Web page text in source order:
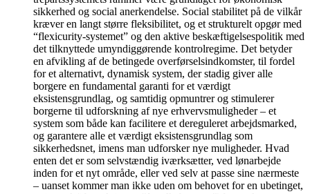
sikkerhed og social anerkendelse. Social stabilitet på de vilkår
kræver en langt større fleksibilitet, og et strukturelt opgør med
“flexicurity-systemet” og den aktive beskæftigelsespolitik med
det tilknyttede umyndiggørende kontrolregime. Det betyder
en afvikling af de betingede overførselsindkomster, til fordel
for et alternativt, dynamisk system, der stadig giver alle
borgere en fundamental garanti for et værdigt
eksistensgrundlag, og samtidig opmuntrer og stimulerer
borgerne til udforskning af nye erhvervsmuligheder – et
system som både kan facilitere et dereguleret arbejdsmarked,
og garantere alle et værdigt eksistensgrundlag som
sikkerhedsnet, imens man udforsker nye muligheder. Hvad
enten det er som selvstændig iværksætter, ved lønarbejde
inden for et nyt område, eller ved selv at passe sine nærmeste
– uanset kommer man ikke uden om behovet for en ubetinget,